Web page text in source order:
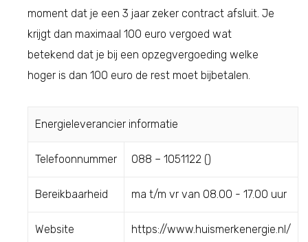
moment dat je een 3 jaar zeker contract afsluit. Je
krijgt dan maximaal 100 euro vergoed wat
betekend dat je bij een opzegvergoeding welke
hoger is dan 100 euro de rest moet bijbetalen.
Energieleverancier informatie
Telefoonnummer 088 – 1051122 ()
Bereikbaarheid ma t/m vr van 08.00 - 17.00 uur
Website https://www.huismerkenergie.nl/